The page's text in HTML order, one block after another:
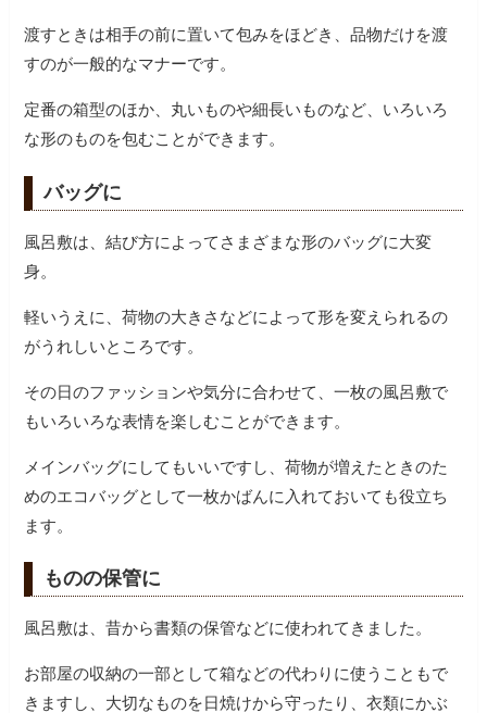
渡すときは相手の前に置いて包みをほどき、品物だけを渡
すのが一般的なマナーです。
定番の箱型のほか、丸いものや細長いものなど、いろいろ
な形のものを包むことができます。
バッグに
風呂敷は、結び方によってさまざまな形のバッグに大変
身。
軽いうえに、荷物の大きさなどによって形を変えられるの
がうれしいところです。
その日のファッションや気分に合わせて、一枚の風呂敷で
もいろいろな表情を楽しむことができます。
メインバッグにしてもいいですし、荷物が増えたときのた
めのエコバッグとして一枚かばんに入れておいても役立ち
ます。
ものの保管に
風呂敷は、昔から書類の保管などに使われてきました。
お部屋の収納の一部として箱などの代わりに使うこともで
きますし、大切なものを日焼けから守ったり、衣類にかぶ